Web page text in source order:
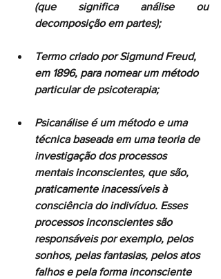
(que significa análise ou
decomposição em partes);
Termo criado por Sigmund Freud,
em 1896, para nomear um método
particular de psicoterapia;
Psicanálise é um método e uma
técnica baseada em uma teoria de
investigação dos processos
mentais inconscientes, que são,
praticamente inacessíveis à
consciência do indivíduo. Esses
processos inconscientes são
responsáveis por exemplo, pelos
sonhos, pelas fantasias, pelos atos
falhos e pela forma inconsciente